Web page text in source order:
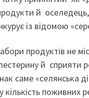
й
із відомою
продуктів не
й сприяти
саме «селянська
кількість поживних